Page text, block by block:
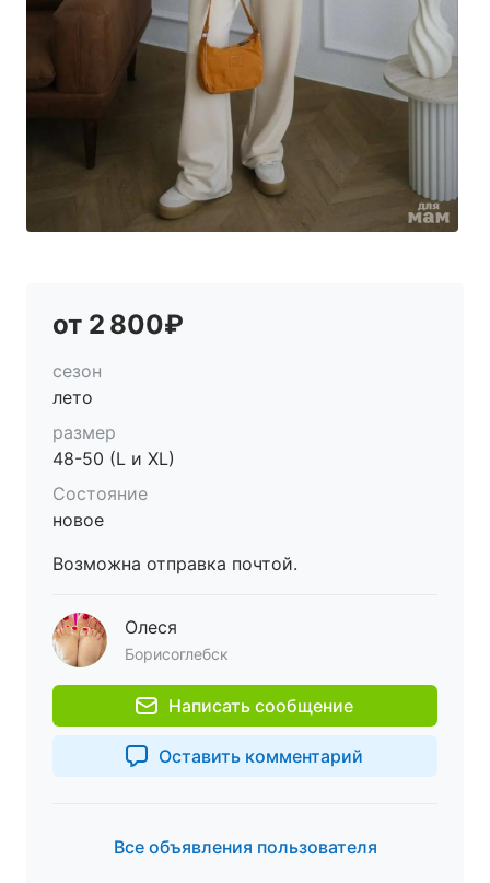
от 2 800₽
сезон
лето
размер
48-50 (L и XL)
Состояние
новое
Возможна отправка почтой.
Олеся
Борисоглебск
Написать сообщение
Оставить комментарий
Все объявления пользователя